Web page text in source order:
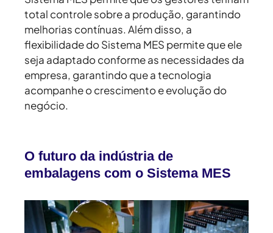
total controle sobre a produção, garantindo
melhorias contínuas. Além disso, a
flexibilidade do Sistema MES permite que ele
seja adaptado conforme as necessidades da
empresa, garantindo que a tecnologia
acompanhe o crescimento e evolução do
negócio.
O futuro da indústria de
embalagens com o Sistema MES